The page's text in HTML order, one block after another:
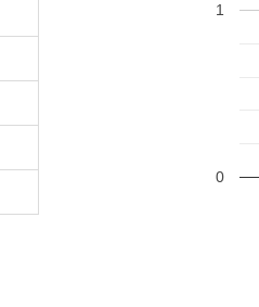
0
1